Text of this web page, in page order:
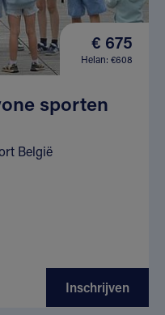
€ 675
Helan: €608
sporten
België
Inschrijven